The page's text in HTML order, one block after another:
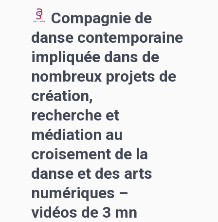
Compagnie de
danse contemporaine
impliquée dans de
nombreux projets de
création,
recherche et
médiation au
croisement de la
danse et des arts
numériques –
vidéos de 3 mn